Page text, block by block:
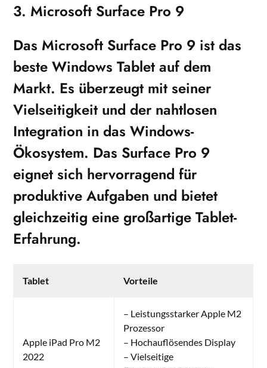
3. Microsoft Surface Pro 9
Das Microsoft Surface Pro 9 ist das
beste Windows Tablet auf dem
Markt. Es überzeugt mit seiner
Vielseitigkeit und der nahtlosen
Integration in das Windows-
Ökosystem. Das Surface Pro 9
eignet sich hervorragend für
produktive Aufgaben und bietet
gleichzeitig eine großartige Tablet-
Erfahrung.
Tablet Vorteile
Apple iPad Pro M2
2022
– Leistungsstarker Apple M2
Prozessor
– Hochauflösendes Display
– Vielseitige